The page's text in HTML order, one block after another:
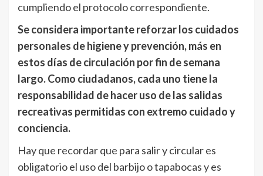
cumpliendo el protocolo correspondiente.
Se considera importante reforzar los cuidados
personales de higiene y prevención, más en
estos días de circulación por fin de semana
largo. Como ciudadanos, cada uno tiene la
responsabilidad de hacer uso de las salidas
recreativas permitidas con extremo cuidado y
conciencia.
Hay que recordar que para salir y circular es
obligatorio el uso del barbijo o tapabocas y es